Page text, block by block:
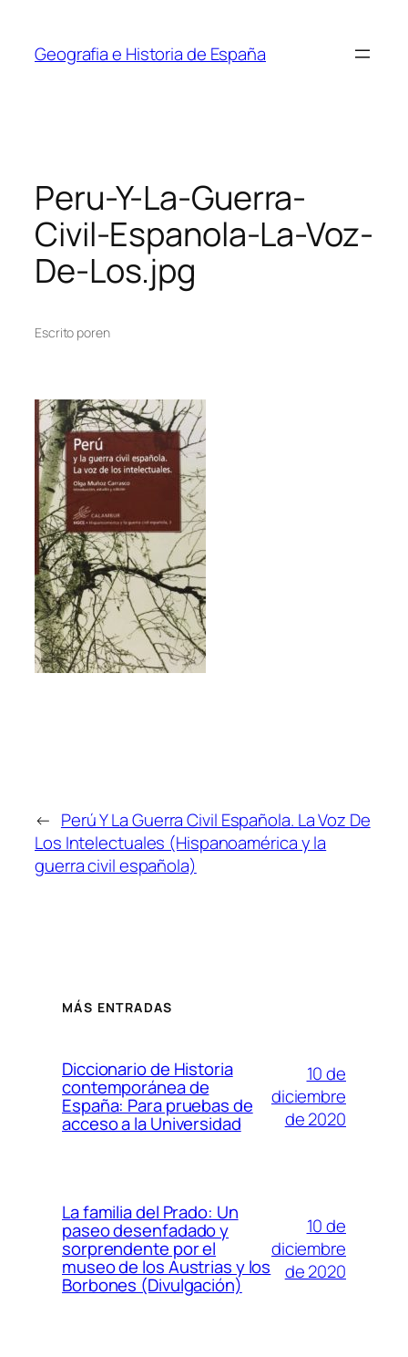
contenido
Geografia e Historia de España
Peru-Y-La-Guerra-
Civil-Espanola-La-Voz-
De-Los.jpg
Escrito poren
← Perú Y La Guerra Civil Española. La Voz De
Los Intelectuales (Hispanoamérica y la
guerra civil española)
MÁS ENTRADAS
Diccionario de Historia
contemporánea de
España: Para pruebas de
acceso a la Universidad
10 de
diciembre
de 2020
La familia del Prado: Un
paseo desenfadado y
sorprendente por el
museo de los Austrias y los
Borbones (Divulgación)
10 de
diciembre
de 2020